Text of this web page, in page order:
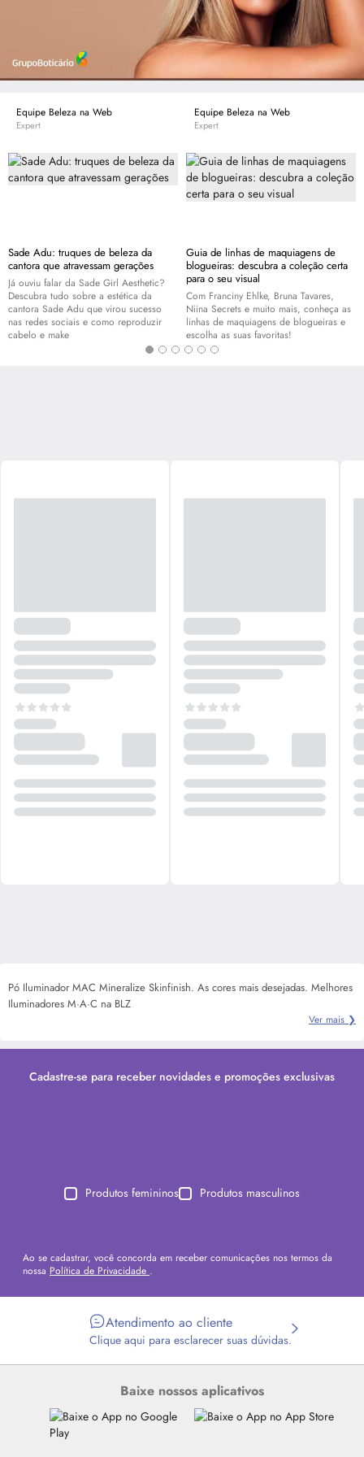
Equipe Beleza na Web
Expert
Sade Adu: truques de beleza da
cantora que atravessam gerações
Já ouviu falar da Sade Girl Aesthetic?
Descubra tudo sobre a estética da
cantora Sade Adu que virou sucesso
nas redes sociais e como reproduzir
cabelo e make
Equipe Beleza na Web
Expert
Guia de linhas de maquiagens de
blogueiras: descubra a coleção certa
para o seu visual
Com Franciny Ehlke, Bruna Tavares,
Niina Secrets e muito mais, conheça as
linhas de maquiagens de blogueiras e
escolha as suas favoritas!
Pó Iluminador MAC Mineralize Skinfinish. As cores mais desejadas. Melhores
Iluminadores M·A·C na BLZ
Ver mais ❯
Cadastre-se para receber novidades e promoções exclusivas
Produtos femininos Produtos masculinos
Ao se cadastrar, você concorda em receber comunicações nos termos da
nossa Política de Privacidade .
Atendimento ao cliente
Clique aqui para esclarecer suas dúvidas.
Baixe nossos aplicativos